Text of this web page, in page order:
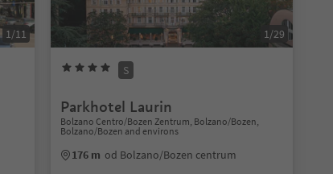
1/11 1/29
S
Parkhotel Laurin
Bolzano Centro/Bozen Zentrum, Bolzano/Bozen,
Bolzano/Bozen and environs
176 m od Bolzano/Bozen centrum